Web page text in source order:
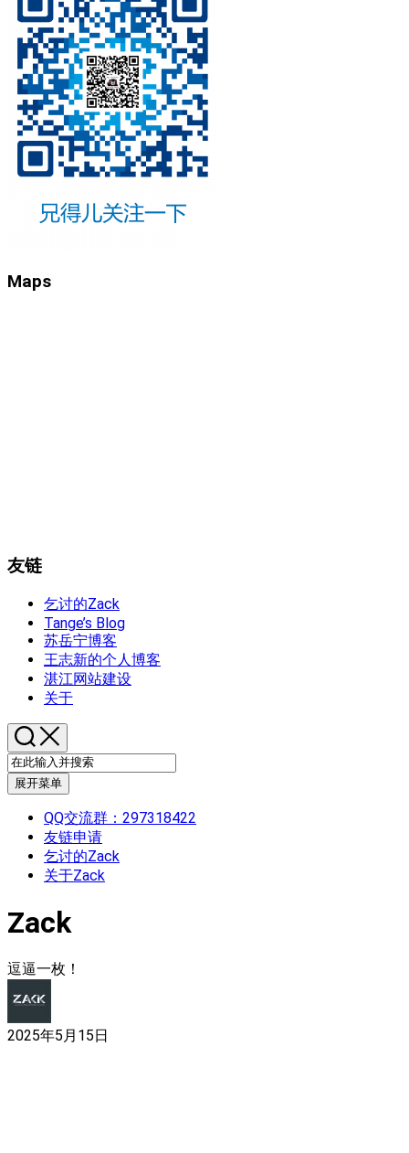
Maps
友链
乞讨的Zack
Tange’s Blog
苏岳宁博客
王志新的个人博客
湛江网站建设
关于
展开菜单
QQ交流群：297318422
友链申请
乞讨的Zack
关于Zack
Zack
逗逼一枚！
2025年5月15日